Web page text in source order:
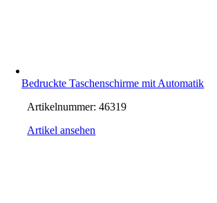
Bedruckte Taschenschirme mit Automatik
Artikelnummer:46319
Artikel ansehen